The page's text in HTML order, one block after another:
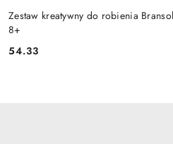
Zestaw kreatywny do robienia
8+
Cena:
54.33